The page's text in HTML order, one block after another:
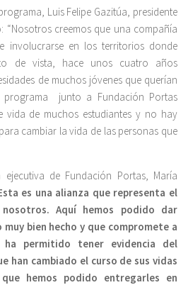
Luis Felipe Gazitúa, presidente
“Nosotros creemos que una compañía
involucrarse en los territorios donde
de vista, hace unos cuatro años
de muchos jóvenes que querían
programa junto a Fundación Portas
vida de muchos estudiantes y no hay
cambiar la vida de las personas que
de Fundación Portas, María
es una alianza que representa el
Aquí hemos podido dar
bien hecho y que compromete a
permitido tener evidencia del
han cambiado el curso de sus vidas
hemos podido entregarles en